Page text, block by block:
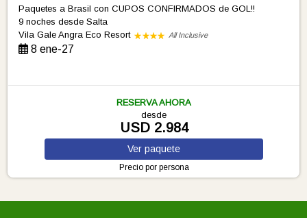
Paquetes a Brasil con CUPOS CONFIRMADOS de GOL!!
9 nochesdesde Salta
Vila Gale Angra Eco Resort
All Inclusive
8 ene-27
RESERVA AHORA
desde
USD 2.984
Ver paquete
Precio por persona